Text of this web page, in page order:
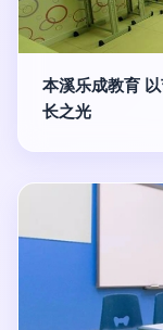
本溪乐成教育
长之光